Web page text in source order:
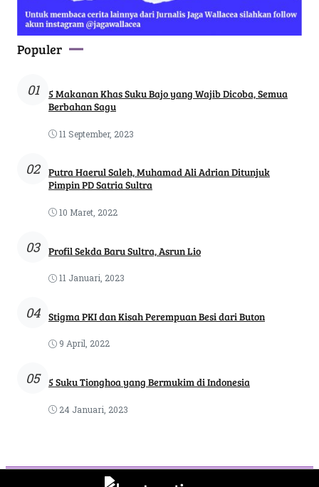
Populer
01
5 Makanan Khas Suku Bajo yang Wajib Dicoba, Semua
Berbahan Sagu
11 September, 2023
02
Putra Haerul Saleh, Muhamad Ali Adrian Ditunjuk
Pimpin PD Satria Sultra
10 Maret, 2022
03 Profil Sekda Baru Sultra, Asrun Lio
11 Januari, 2023
04 Stigma PKI dan Kisah Perempuan Besi dari Buton
9 April, 2022
05 5 Suku Tionghoa yang Bermukim di Indonesia
24 Januari, 2023